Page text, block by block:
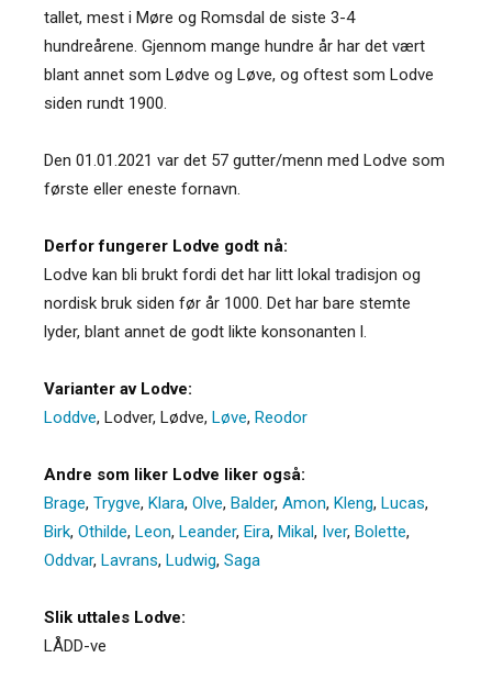
tallet, mest i Møre og Romsdal de siste 3-4
hundreårene. Gjennom mange hundre år har det vært
blant annet som Lødve og Løve, og oftest som Lodve
siden rundt 1900.
Den 01.01.2021 var det 57 gutter/menn med Lodve som
første eller eneste fornavn.
Derfor fungerer Lodve godt nå:
Lodve kan bli brukt fordi det har litt lokal tradisjon og
nordisk bruk siden før år 1000. Det har bare stemte
lyder, blant annet de godt likte konsonanten l.
Varianter av Lodve:
Loddve, Lodver, Lødve, Løve, Reodor
Andre som liker Lodve liker også:
Brage, Trygve, Klara, Olve, Balder, Amon, Kleng, Lucas,
Birk, Othilde, Leon, Leander, Eira, Mikal, Iver, Bolette,
Oddvar, Lavrans, Ludwig, Saga
Slik uttales Lodve:
LÅDD-ve